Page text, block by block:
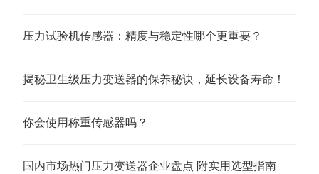
压力试验机传感器：精度与稳定性哪个更重要？
揭秘卫生级压力变送器的保养秘诀，延长设备寿命！
你会使用称重传感器吗？
国内市场热门压力变送器企业盘点 附实用选型指南